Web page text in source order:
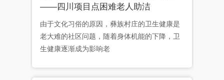
——四川项目点困难老人助洁
由于文化习俗的原因，彝族村庄的卫生健康是
老大难的社区问题，随着身体机能的下降，卫
生健康逐渐成为影响老